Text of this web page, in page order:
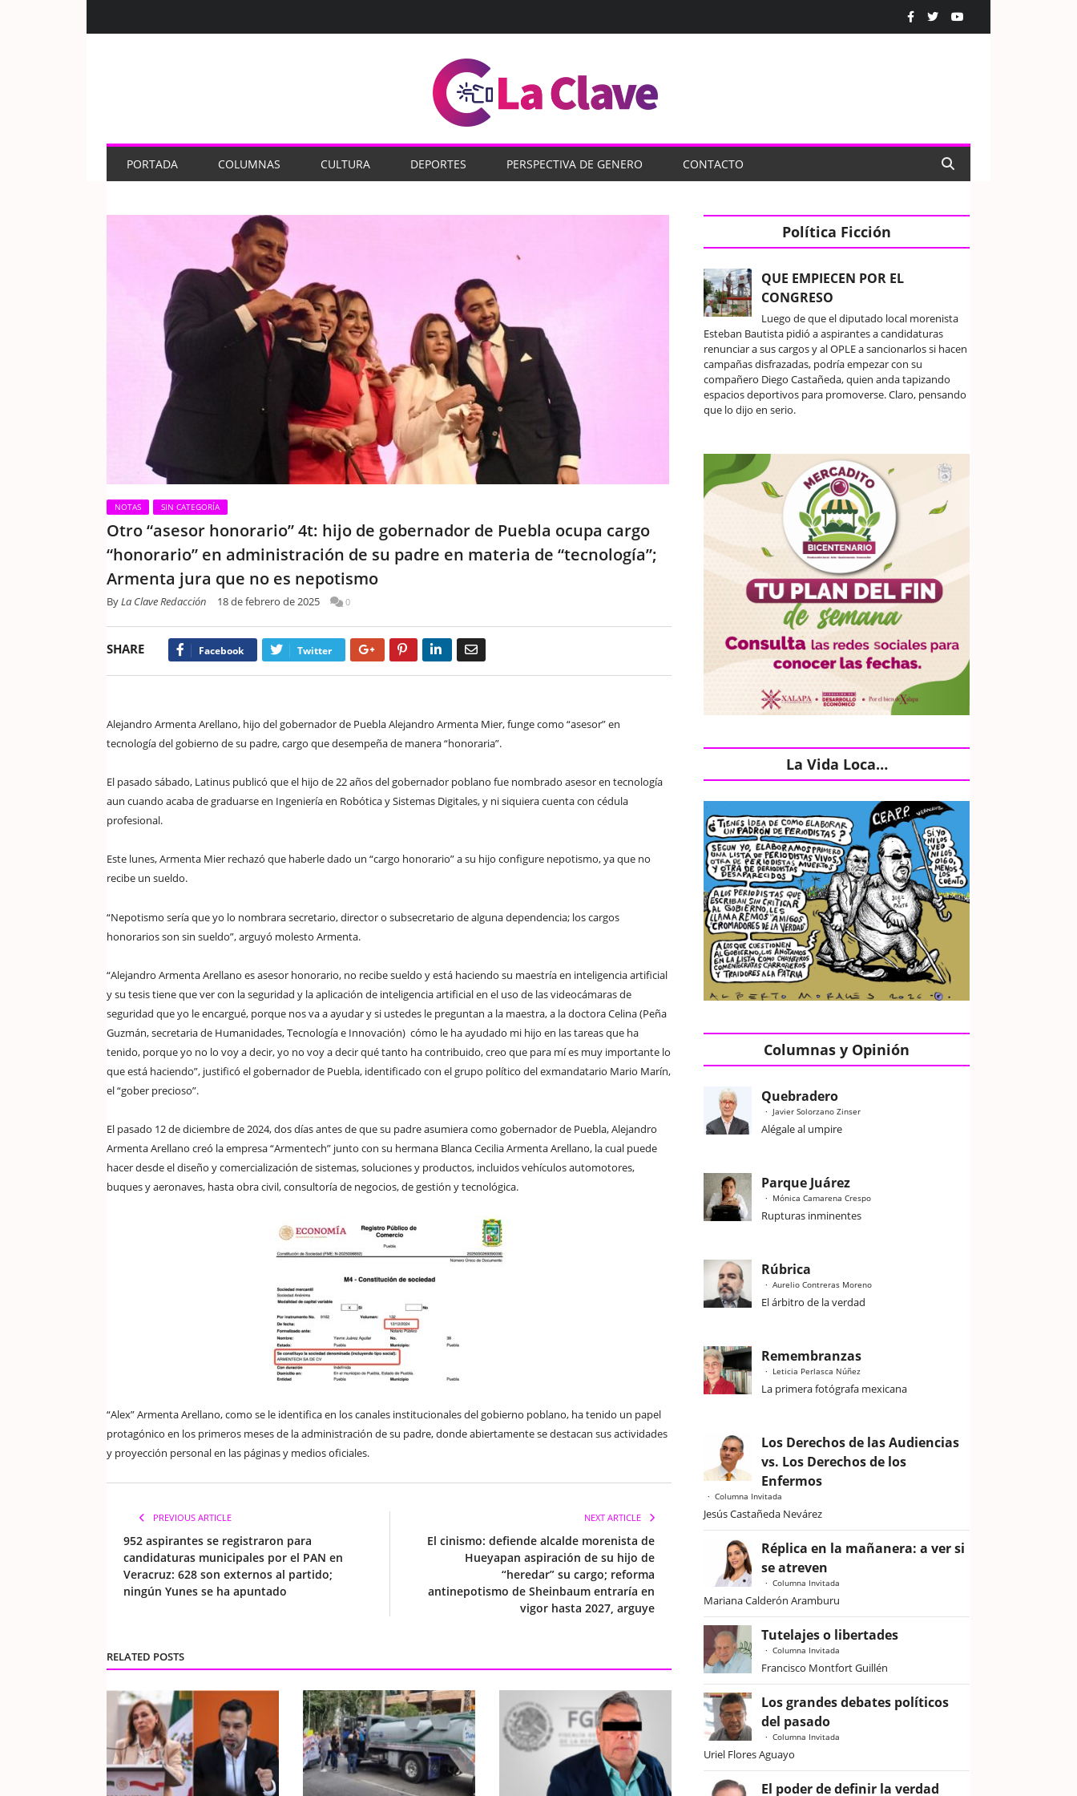
PORTADA COLUMNAS CULTURA DEPORTES PERSPECTIVA DE GENERO CONTACTO
NOTAS SIN CATEGORÍA
Otro “asesor honorario” 4t: hijo de gobernador de Puebla ocupa cargo
“honorario” en administración de su padre en materia de “tecnología”;
Armenta jura que no es nepotismo
ByLa Clave Redacción 18 de febrero de 2025 0
SHARE Facebook Twitter Google+ Pinterest LinkedIn
Alejandro Armenta Arellano, hijo del gobernador de Puebla Alejandro Armenta Mier, funge como “asesor” en
tecnología del gobierno de su padre, cargo que desempeña de manera “honoraria”.
El pasado sábado, Latinus publicó que el hijo de 22 años del gobernador poblano fue nombrado asesor en tecnología
aun cuando acaba de graduarse en Ingeniería en Robótica y Sistemas Digitales, y ni siquiera cuenta con cédula
profesional.
Este lunes, Armenta Mier rechazó que haberle dado un “cargo honorario” a su hijo configure nepotismo, ya que no
recibe un sueldo.
“Nepotismo sería que yo lo nombrara secretario, director o subsecretario de alguna dependencia; los cargos
honorarios son sin sueldo”, arguyó molesto Armenta.
“Alejandro Armenta Arellano es asesor honorario, no recibe sueldo y está haciendo su maestría en inteligencia artificial
y su tesis tiene que ver con la seguridad y la aplicación de inteligencia artificial en el uso de las videocámaras de
seguridad que yo le encargué, porque nos va a ayudar y si ustedes le preguntan a la maestra, a la doctora Celina (Peña
Guzmán, secretaria de Humanidades, Tecnología e Innovación) cómo le ha ayudado mi hijo en las tareas que ha
tenido, porque yo no lo voy a decir, yo no voy a decir qué tanto ha contribuido, creo que para mí es muy importante lo
que está haciendo”, justificó el gobernador de Puebla, identificado con el grupo político del exmandatario Mario Marín,
el “gober precioso”.
El pasado 12 de diciembre de 2024, dos días antes de que su padre asumiera como gobernador de Puebla, Alejandro
Armenta Arellano creó la empresa “Armentech” junto con su hermana Blanca Cecilia Armenta Arellano, la cual puede
hacer desde el diseño y comercialización de sistemas, soluciones y productos, incluidos vehículos automotores,
buques y aeronaves, hasta obra civil, consultoría de negocios, de gestión y tecnológica.
“Alex” Armenta Arellano, como se le identifica en los canales institucionales del gobierno poblano, ha tenido un papel
protagónico en los primeros meses de la administración de su padre, donde abiertamente se destacan sus actividades
y proyección personal en las páginas y medios oficiales.
PREVIOUS ARTICLE
952 aspirantes se registraron para
candidaturas municipales por el PAN en
Veracruz: 628 son externos al partido;
ningún Yunes se ha apuntado
NEXT ARTICLE
El cinismo: defiende alcalde morenista de
Hueyapan aspiración de su hijo de
“heredar” su cargo; reforma
antinepotismo de Sheinbaum entraría en
vigor hasta 2027, arguye
RELATED POSTS
Política Ficción
QUE EMPIECEN POR EL
CONGRESO
Luego de que el diputado local morenista
Esteban Bautista pidió a aspirantes a candidaturas
renunciar a sus cargos y al OPLE a sancionarlos si hacen
campañas disfrazadas, podría empezar con su
compañero Diego Castañeda, quien anda tapizando
espacios deportivos para promoverse. Claro, pensando
que lo dijo en serio.
La Vida Loca…
Columnas y Opinión
Quebradero
Javier Solorzano Zinser
Alégale al umpire
Parque Juárez
Mónica Camarena Crespo
Rupturas inminentes
Rúbrica
Aurelio Contreras Moreno
El árbitro de la verdad
Remembranzas
Leticia Perlasca Núñez
La primera fotógrafa mexicana
Los Derechos de las Audiencias
vs. Los Derechos de los
Enfermos
Columna Invitada
Jesús Castañeda Nevárez
Réplica en la mañanera: a ver si
se atreven
Columna Invitada
Mariana Calderón Aramburu
Tutelajes o libertades
Columna Invitada
Francisco Montfort Guillén
Los grandes debates políticos
del pasado
Columna Invitada
Uriel Flores Aguayo
El poder de definir la verdad